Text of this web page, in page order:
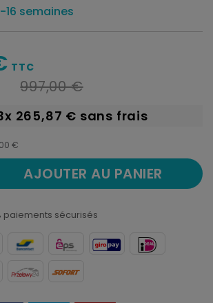
16 semaines
TTC
997,00 €
265,87 € sans frais
€
AJOUTER AU PANIER
paiements sécurisés